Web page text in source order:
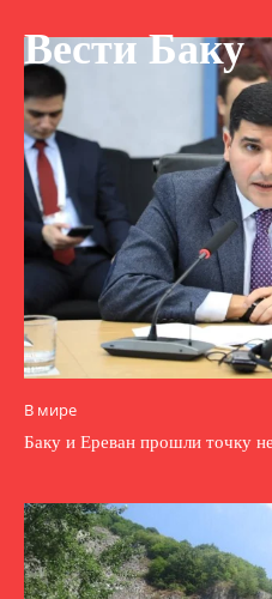
Вести Баку
В мире
Баку и Ереван прошли точку